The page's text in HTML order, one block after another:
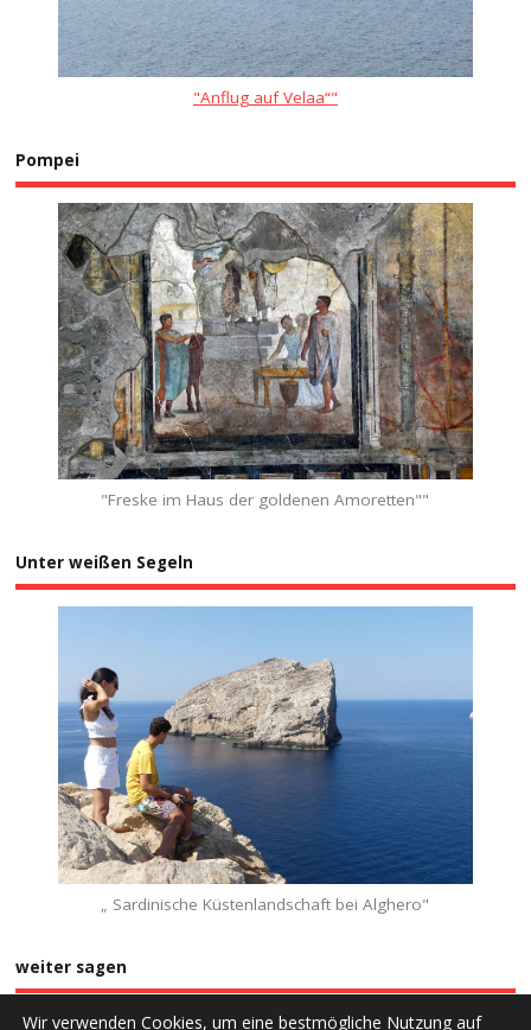
"Anflug auf Velaa“"
Pompei
"Freske im Haus der goldenen Amoretten""
Unter weißen Segeln
„ Sardinische Küstenlandschaft bei Alghero"
weiter sagen
Wir verwenden Cookies, um eine bestmögliche Nutzung auf